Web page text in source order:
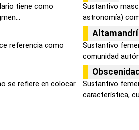
tiene como
Sustantivo
astronomía)
referencia como
Sustantivo
comunidad
se refiere en colocar
Obscenidad
Sustantivo
característica,